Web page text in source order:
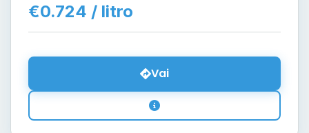
€0.724 / litro
Vai